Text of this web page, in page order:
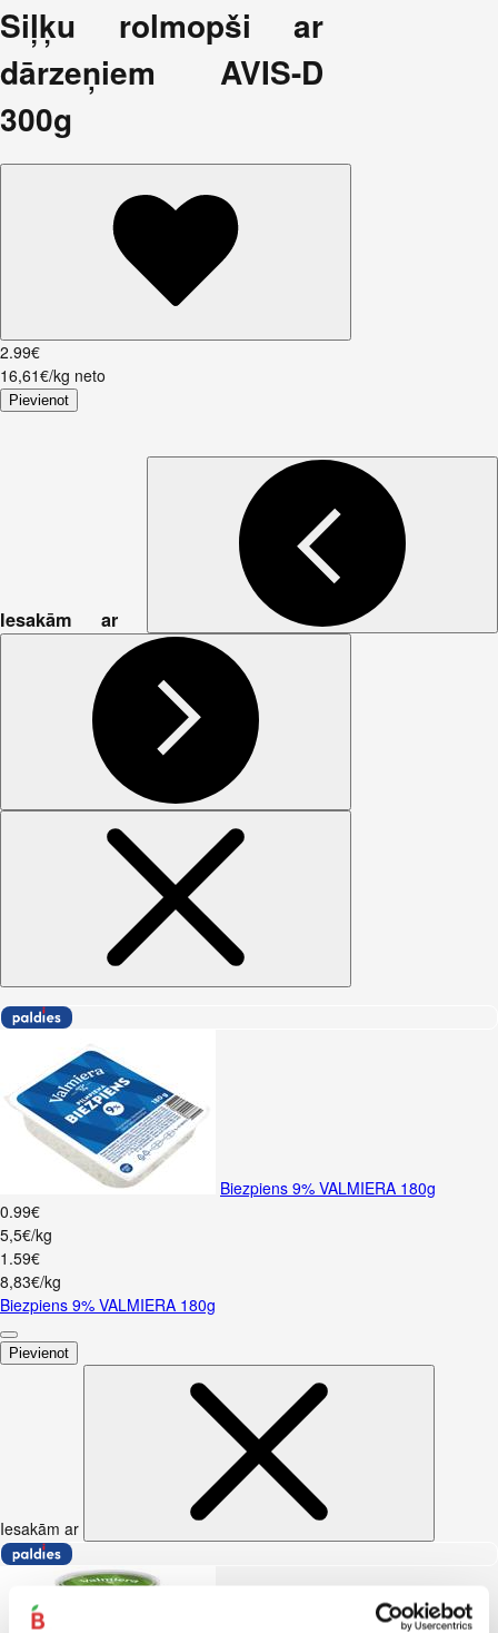
Siļķu rolmopši ar
dārzeņiem AVIS-D
300g
2.99€
16,61€/kg neto
Pievienot
Iesakām ar
Biezpiens 9% VALMIERA 180g
0.99€
5,5€/kg
1 .59€
8,83€/kg
Biezpiens 9% VALMIERA 180g
Pievienot
Iesakām ar